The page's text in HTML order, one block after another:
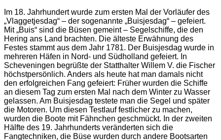
Im 18. Jahrhundert wurde zum ersten Mal der Vorläufer des
„Vlaggetjesdag“ – der sogenannte „Buisjesdag“ – gefeiert.
Mit „Buis“ sind die Büsen gemeint – Segelschiffe, die den
Hering ans Land brachten. Die älteste Erwähnung des
Festes stammt aus dem Jahr 1781. Der Buisjesdag wurde in
mehreren Häfen in Nord- und Südholland gefeiert. In
Scheveningen begrüßte der Statthalter Willem V. die Fischer
höchstpersönlich. Anders als heute hat man damals nicht
den erfolgreichen Fang gefeiert: Früher wurden die Schiffe
an diesem Tag zum ersten Mal nach dem Winter zu Wasser
gelassen. Am Buisjesdag testete man die Segel und später
die Motoren. Um diesen Testlauf festlicher zu machen,
wurden die Boote mit Fähnchen geschmückt. In der zweiten
Hälfte des 19. Jahrhunderts veränderten sich die
Fangtechniken, die Büse wurden durch andere Bootsarten